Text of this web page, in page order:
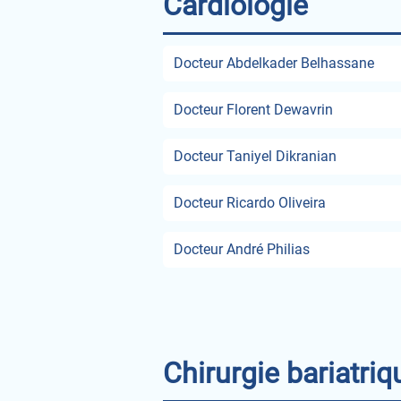
Docteur Abdelkader Belhassane
Docteur Florent Dewavrin
Docteur Taniyel Dikranian
Docteur Ricardo Oliveira
Docteur André Philias
Chirurgie